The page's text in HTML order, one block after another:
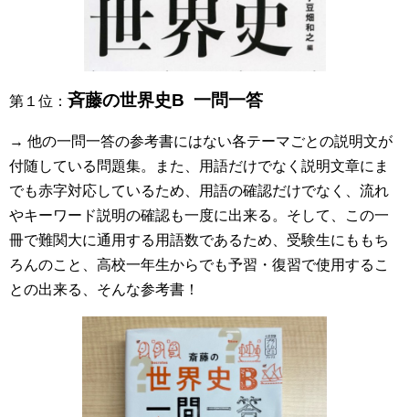
第１位：斉藤の世界史B 一問一答
→ 他の一問一答の参考書にはない各テーマごとの説明文が
付随している問題集。また、用語だけでなく説明文章にま
でも赤字対応しているため、用語の確認だけでなく、流れ
やキーワード説明の確認も一度に出来る。そして、この一
冊で難関大に通用する用語数であるため、受験生にももち
ろんのこと、高校一年生からでも予習・復習で使用するこ
との出来る、そんな参考書！